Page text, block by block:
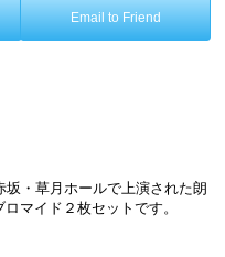
Email to Friend
坂・草月ホールで上演された朗
マイド２枚セットです。